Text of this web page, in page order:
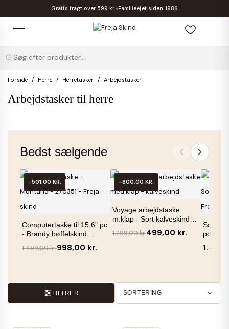
Gratis fragt over 599 kr. Familieejet siden 1986
Søg efter produkter...
Forside Herre Herretasker Arbejdstasker
Arbejdstasker til herre
Bedst sælgende
-501,00 KR.
Computertaske til 15,6" pc
- Brandy bøffelskind...
1.499,00 kr.998,00 kr.
-800,00 KR.
Voyage arbejdstaske
m.klap - Sort kalveskind
1.299,00 kr.499,00 kr.
Safford pc
pc -
FILTRER SORTERING